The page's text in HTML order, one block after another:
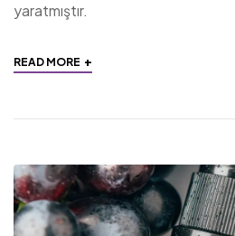
yaratmıştır.
READ MORE +